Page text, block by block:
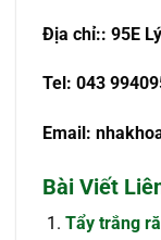
Địa chỉ:: 95E
Tel: 043
Email:
Bài Viết
Tẩy trắng